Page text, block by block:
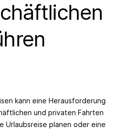
kann eine Herausforderung
und privaten Fahrten
Urlaubsreise planen oder eine